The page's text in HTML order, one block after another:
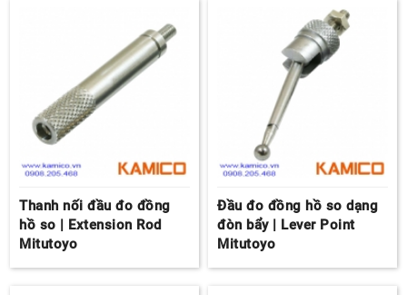
Thanh nối đầu đo đồng
hồ so | Extension Rod
Mitutoyo
Đầu đo đồng hồ so dạng
đòn bẩy | Lever Point
Mitutoyo